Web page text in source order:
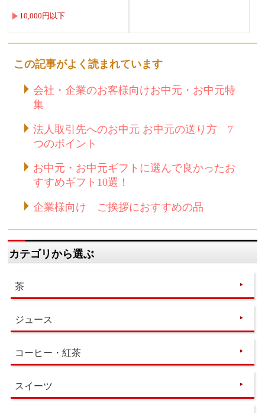
10,000円以下
この記事がよく読まれています
会社・企業のお客様向けお中元・お中元特
集
法人取引先へのお中元 お中元の送り方 7
つのポイント
お中元・お中元ギフトに選んで良かったお
すすめギフト10選！
企業様向け ご挨拶におすすめの品
カテゴリから選ぶ
茶
ジュース
コーヒー・紅茶
スイーツ